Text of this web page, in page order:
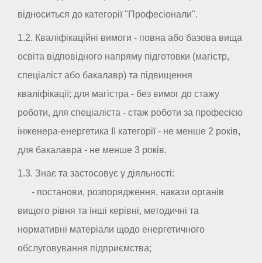
відноситься до категорії "Професіонали".
1.2. Кваліфікаційні вимоги - повна або базова вища
освіта відповідного напряму підготовки (магістр,
спеціаліст або бакалавр) та підвищення
кваліфікації; для магістра - без вимог до стажу
роботи, для спеціаліста - стаж роботи за професією
інженера-енергетика II категорії - не менше 2 років,
для бакалавра - не менше 3 років.
1.3. Знає та застосовує у діяльності:
- постанови, розпорядження, накази органів
вищого рівня та інші керівні, методичні та
нормативні матеріали щодо енергетичного
обслуговування підприємства;